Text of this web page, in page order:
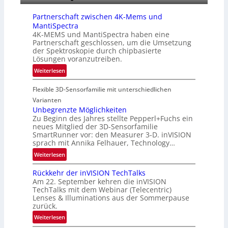
n
L
u
f
t
-
u
a
u
m
f
a
h
r
t
t
e
c
h
E
-
R
e
g
i
o
n
Partnerschaft zwischen 4K-Mems und
MantiSpectra
4K-MEMS und MantiSpectra haben eine
Partnerschaft geschlossen, um die Umsetzung
der Spektroskopie durch chipbasierte
Lösungen voranzutreiben.
Weiterlesen:
P
a
t
n
e
r
s
c
h
a
f
t
i
Flexible 3D-Sensorfamilie mit unterschiedlichen
Varianten
Unbegrenzte Möglichkeiten
Zu Beginn des Jahres stellte Pepperl+Fuchs ein
neues Mitglied der 3D-Sensorfamilie
SmartRunner vor: den Measurer 3-D. inVISION
sprach mit Annika Felhauer, Technology…
Weiterlesen:
U
n
b
e
g
r
e
Rückkehr der inVISION TechTalks
Am 22. September kehren die inVISION
TechTalks mit dem Webinar (Telecentric)
Lenses & Illuminations aus der Sommerpause
zurück.
Weiterlesen:
R